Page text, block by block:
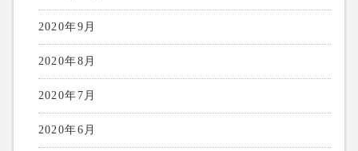
2020年9月
2020年8月
2020年7月
2020年6月